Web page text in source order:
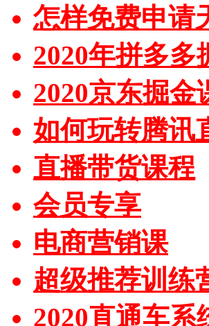
怎样免费申请
2020年拼多多
2020京东掘金
如何玩转腾讯
直播带货课程
会员专享
电商营销课
超级推荐训练
2020直通车系